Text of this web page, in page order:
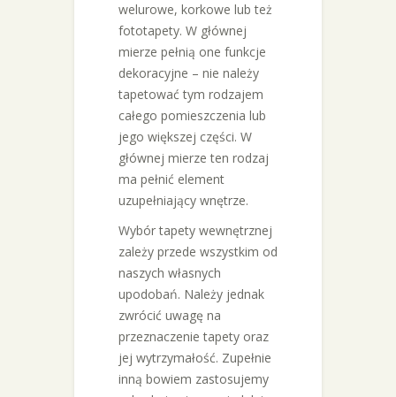
welurowe, korkowe lub też
fototapety. W głównej
mierze pełnią one funkcje
dekoracyjne – nie należy
tapetować tym rodzajem
całego pomieszczenia lub
jego większej części. W
głównej mierze ten rodzaj
ma pełnić element
uzupełniający wnętrze.
Wybór tapety wewnętrznej
zależy przede wszystkim od
naszych własnych
upodobań. Należy jednak
zwrócić uwagę na
przeznaczenie tapety oraz
jej wytrzymałość. Zupełnie
inną bowiem zastosujemy